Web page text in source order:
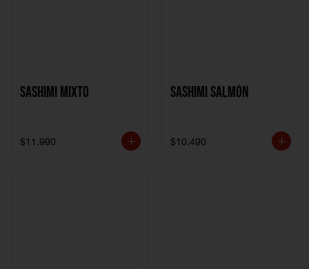
Sashimi Mixto
$11.990
Sashimi Salmón
$10.490